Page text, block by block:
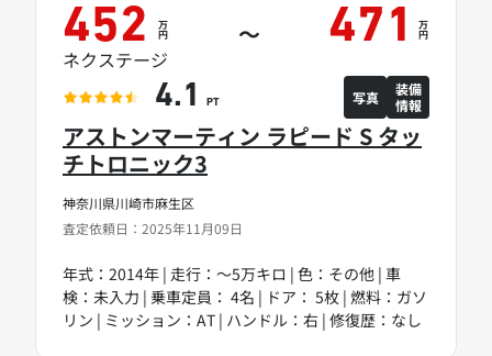
神奈川県川崎市麻生区
査定依頼日：2025年11月09日
アストンマーティン ラピード S タッ
チトロニック3
年式：2014年 | 走行：～5万キロ | 色：その他 | 車
検：未入力 | 乗車定員： 4名 | ドア： 5枚 | 燃料：ガソ
リン | ミッション：AT | ハンドル：右 | 修復歴：なし
452 万
円 ～ 471 万
円
ネクステージ
4.1 PT 写真
装備
情報